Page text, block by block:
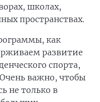
школах,
пространствах.
как
развитие
спорта,
важно, чтобы
не только в